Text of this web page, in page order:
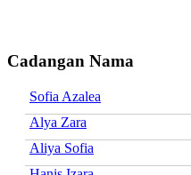
Cadangan Nama
Sofia Azalea
Alya Zara
Aliya Sofia